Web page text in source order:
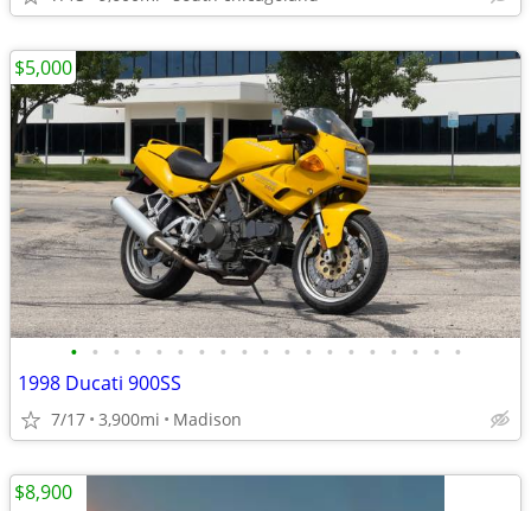
• • • • • • • • • • • • • • • • • • •
1998 Ducati 900SS
7/17 3,900mi Madison
$5,000
$8,900